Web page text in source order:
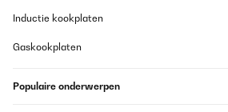
Inductie kookplaten
Gaskookplaten
Populaire onderwerpen